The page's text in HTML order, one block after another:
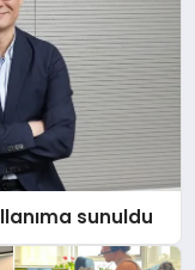
sunuldu